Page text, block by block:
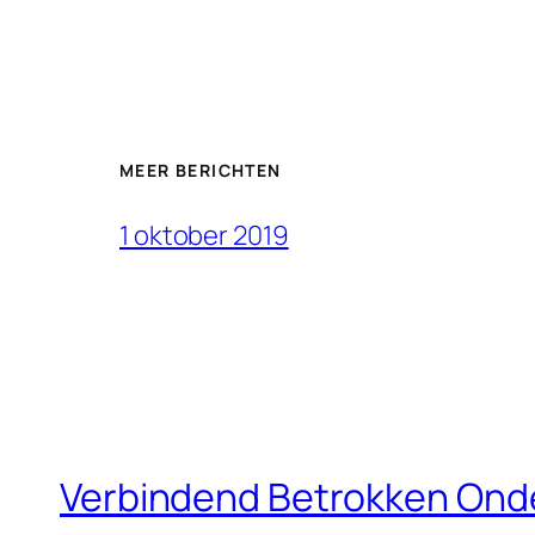
MEER BERICHTEN
1 oktober 2019
Verbindend Betrokken